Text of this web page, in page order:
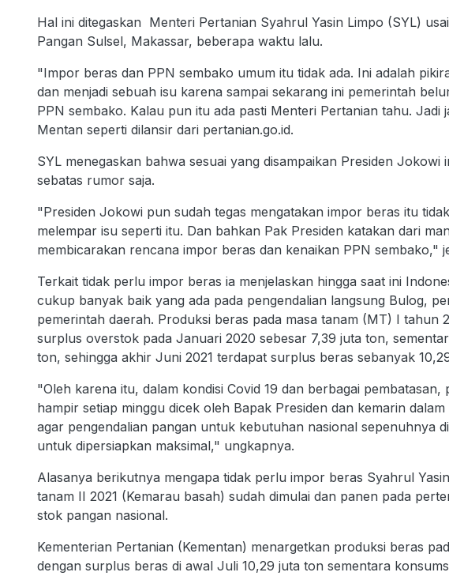
Hal ini ditegaskan Menteri Pertanian Syahrul Yasin Limpo (SYL)
Pangan Sulsel, Makassar, beberapa waktu lalu.
"Impor beras dan PPN sembako umum itu tidak ada. Ini adalah
dan menjadi sebuah isu karena sampai sekarang ini pemerintah
PPN sembako. Kalau pun itu ada pasti Menteri Pertanian tahu. Jadi
Mentan seperti dilansir dari pertanian.go.id.
SYL menegaskan bahwa sesuai yang disampaikan Presiden
sebatas rumor saja.
"Presiden Jokowi pun sudah tegas mengatakan impor beras itu
melempar isu seperti itu. Dan bahkan Pak Presiden katakan dari
membicarakan rencana impor beras dan kenaikan PPN sembako,"
Terkait tidak perlu impor beras ia menjelaskan hingga saat ini
cukup banyak baik yang ada pada pengendalian langsung Bulog,
pemerintah daerah. Produksi beras pada masa tanam (MT) I tahun
surplus overstok pada Januari 2020 sebesar 7,39 juta ton,
ton, sehingga akhir Juni 2021 terdapat surplus beras sebanyak
"Oleh karena itu, dalam kondisi Covid 19 dan berbagai
hampir setiap minggu dicek oleh Bapak Presiden dan kemarin
agar pengendalian pangan untuk kebutuhan nasional sepenuhnya
untuk dipersiapkan maksimal," ungkapnya.
Alasanya berikutnya mengapa tidak perlu impor beras Syahrul
tanam II 2021 (Kemarau basah) sudah dimulai dan panen pada
stok pangan nasional.
Kementerian Pertanian (Kementan) menargetkan produksi beras
dengan surplus beras di awal Juli 10,29 juta ton sementara